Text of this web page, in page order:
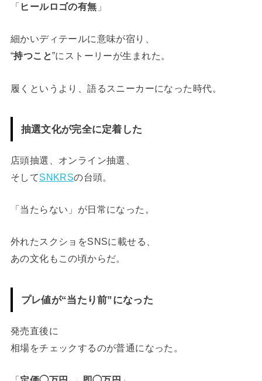
「 ヒールロゴの有無 」
細かいディテールに意味が宿り、
“持つこと”にストーリーが生まれた。
履くというより、語るスニーカーになった時代。
抽選文化が完全に定着した
店頭抽選、オンライン抽選、
そしてSNKRSの台頭。
「当たらない」が日常になった。
外れたスクショをSNSに載せる、
あの文化もこの頃からだ。
プレ値が“当たり前”になった
発売直後に
相場をチェックするのが普通になった。